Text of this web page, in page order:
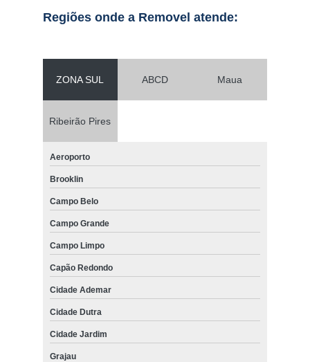
Regiões onde a Removel atende:
ZONA SUL ABCD Maua
Ribeirão Pires
Aeroporto
Brooklin
Campo Belo
Campo Grande
Campo Limpo
Capão Redondo
Cidade Ademar
Cidade Dutra
Cidade Jardim
Grajau